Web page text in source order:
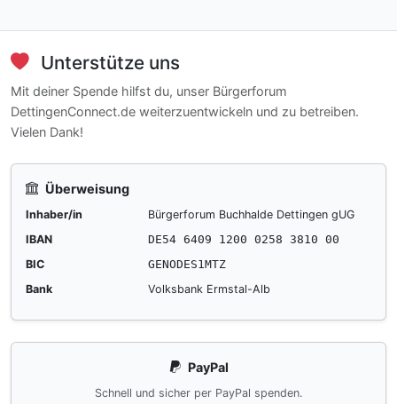
Unterstütze uns
Mit deiner Spende hilfst du, unser Bürgerforum
DettingenConnect.de weiterzuentwickeln und zu betreiben.
Vielen Dank!
Überweisung
Inhaber/in
Bürgerforum Buchhalde Dettingen gUG
IBAN
DE54 6409 1200 0258 3810 00
BIC
GENODES1MTZ
Bank
Volksbank Ermstal-Alb
PayPal
Schnell und sicher per PayPal spenden.